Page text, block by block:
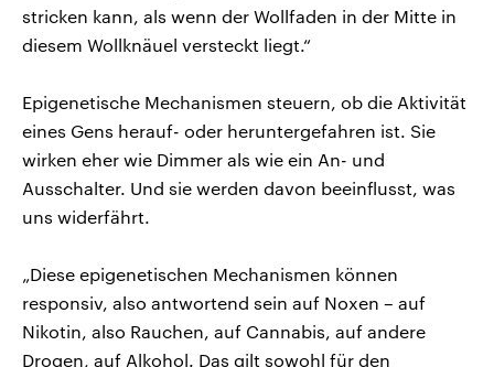
stricken kann, als wenn der Wollfaden in der Mitte in
diesem Wollknäuel versteckt liegt.“
Epigenetische Mechanismen steuern, ob die Aktivität
eines Gens herauf- oder heruntergefahren ist. Sie
wirken eher wie Dimmer als wie ein An- und
Ausschalter. Und sie werden davon beeinflusst, was
uns widerfährt.
„Diese epigenetischen Mechanismen können
responsiv, also antwortend sein auf Noxen – auf
Nikotin, also Rauchen, auf Cannabis, auf andere
Drogen, auf Alkohol. Das gilt sowohl für den